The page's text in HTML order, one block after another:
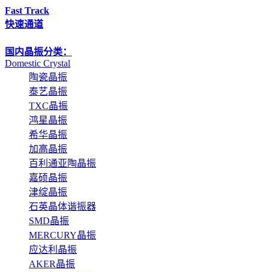
Fast Track
快速通道
国内晶振分类：
Domestic Crystal
陶瓷晶振
泰艺晶振
TXC晶振
鸿星晶振
希华晶振
加高晶振
百利通亚陶晶振
嘉硕晶振
津绽晶振
石英晶体谐振器
SMD晶振
MERCURY晶振
应达利晶振
AKER晶振